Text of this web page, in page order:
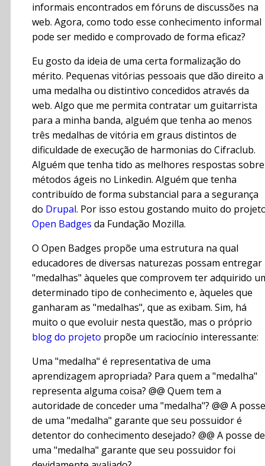
informais encontrados em fóruns de discussões na
web. Agora, como todo esse conhecimento informal
pode ser medido e comprovado de forma eficaz?
Eu gosto da ideia de uma certa formalização do
mérito. Pequenas vitórias pessoais que dão direito a
uma medalha ou distintivo concedidos através da
web. Algo que me permita contratar um guitarrista
para a minha banda, alguém que tenha ao menos
três medalhas de vitória em graus distintos de
dificuldade de execução de harmonias do Cifraclub.
Alguém que tenha tido as melhores respostas sobre
métodos ágeis no Linkedin. Alguém que tenha
contribuído de forma substancial para a segurança
do Drupal. Por isso estou gostando muito do
Open Badges da Fundação Mozilla.
O Open Badges propõe uma estrutura na qual
educadores de diversas naturezas possam entregar
"medalhas" àqueles que comprovem ter adquirido
determinado tipo de conhecimento e, àqueles que
ganharam as "medalhas", que as exibam. Sim, há
muito o que evoluir nesta questão, mas o próprio
blog do projeto propõe um raciocínio interessante:
Uma "medalha" é representativa de uma
aprendizagem apropriada? Para quem a "medalha"
representa alguma coisa? @@ Quem tem a
autoridade de conceder uma "medalha"? @@ A posse
de uma "medalha" garante que seu possuidor é
detentor do conhecimento desejado? @@ A posse de
uma "medalha" garante que seu possuidor foi